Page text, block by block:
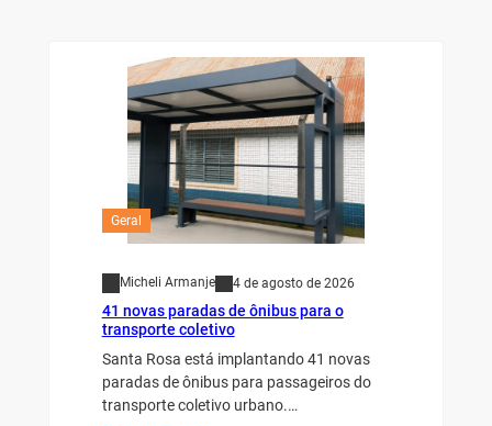
Geral
Micheli Armanje 4 de agosto de 2026
41 novas paradas de ônibus para o
transporte coletivo
Santa Rosa está implantando 41 novas
paradas de ônibus para passageiros do
transporte coletivo urbano.…